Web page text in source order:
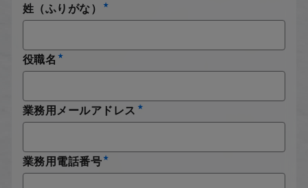
姓（ふりがな）
役職名
業務用メールアドレス
業務用電話番号